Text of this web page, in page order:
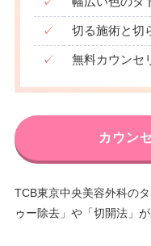
✓ 切る施術と切
✓ 無料カウンセ
カウン
TCB東京中央美容外科の
ゥー除去」や「切開法」が